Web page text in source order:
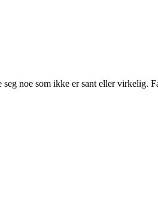
noe som ikke er sant eller virkelig.